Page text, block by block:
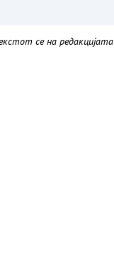
ја разоткри
се на редакцијата